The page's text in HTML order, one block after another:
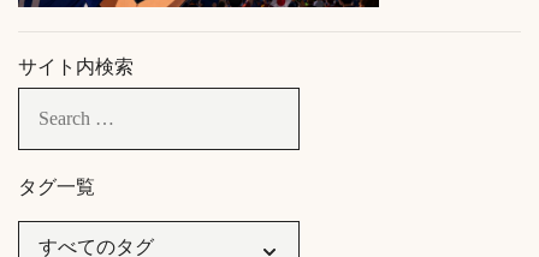
サイト内検索
タグ一覧